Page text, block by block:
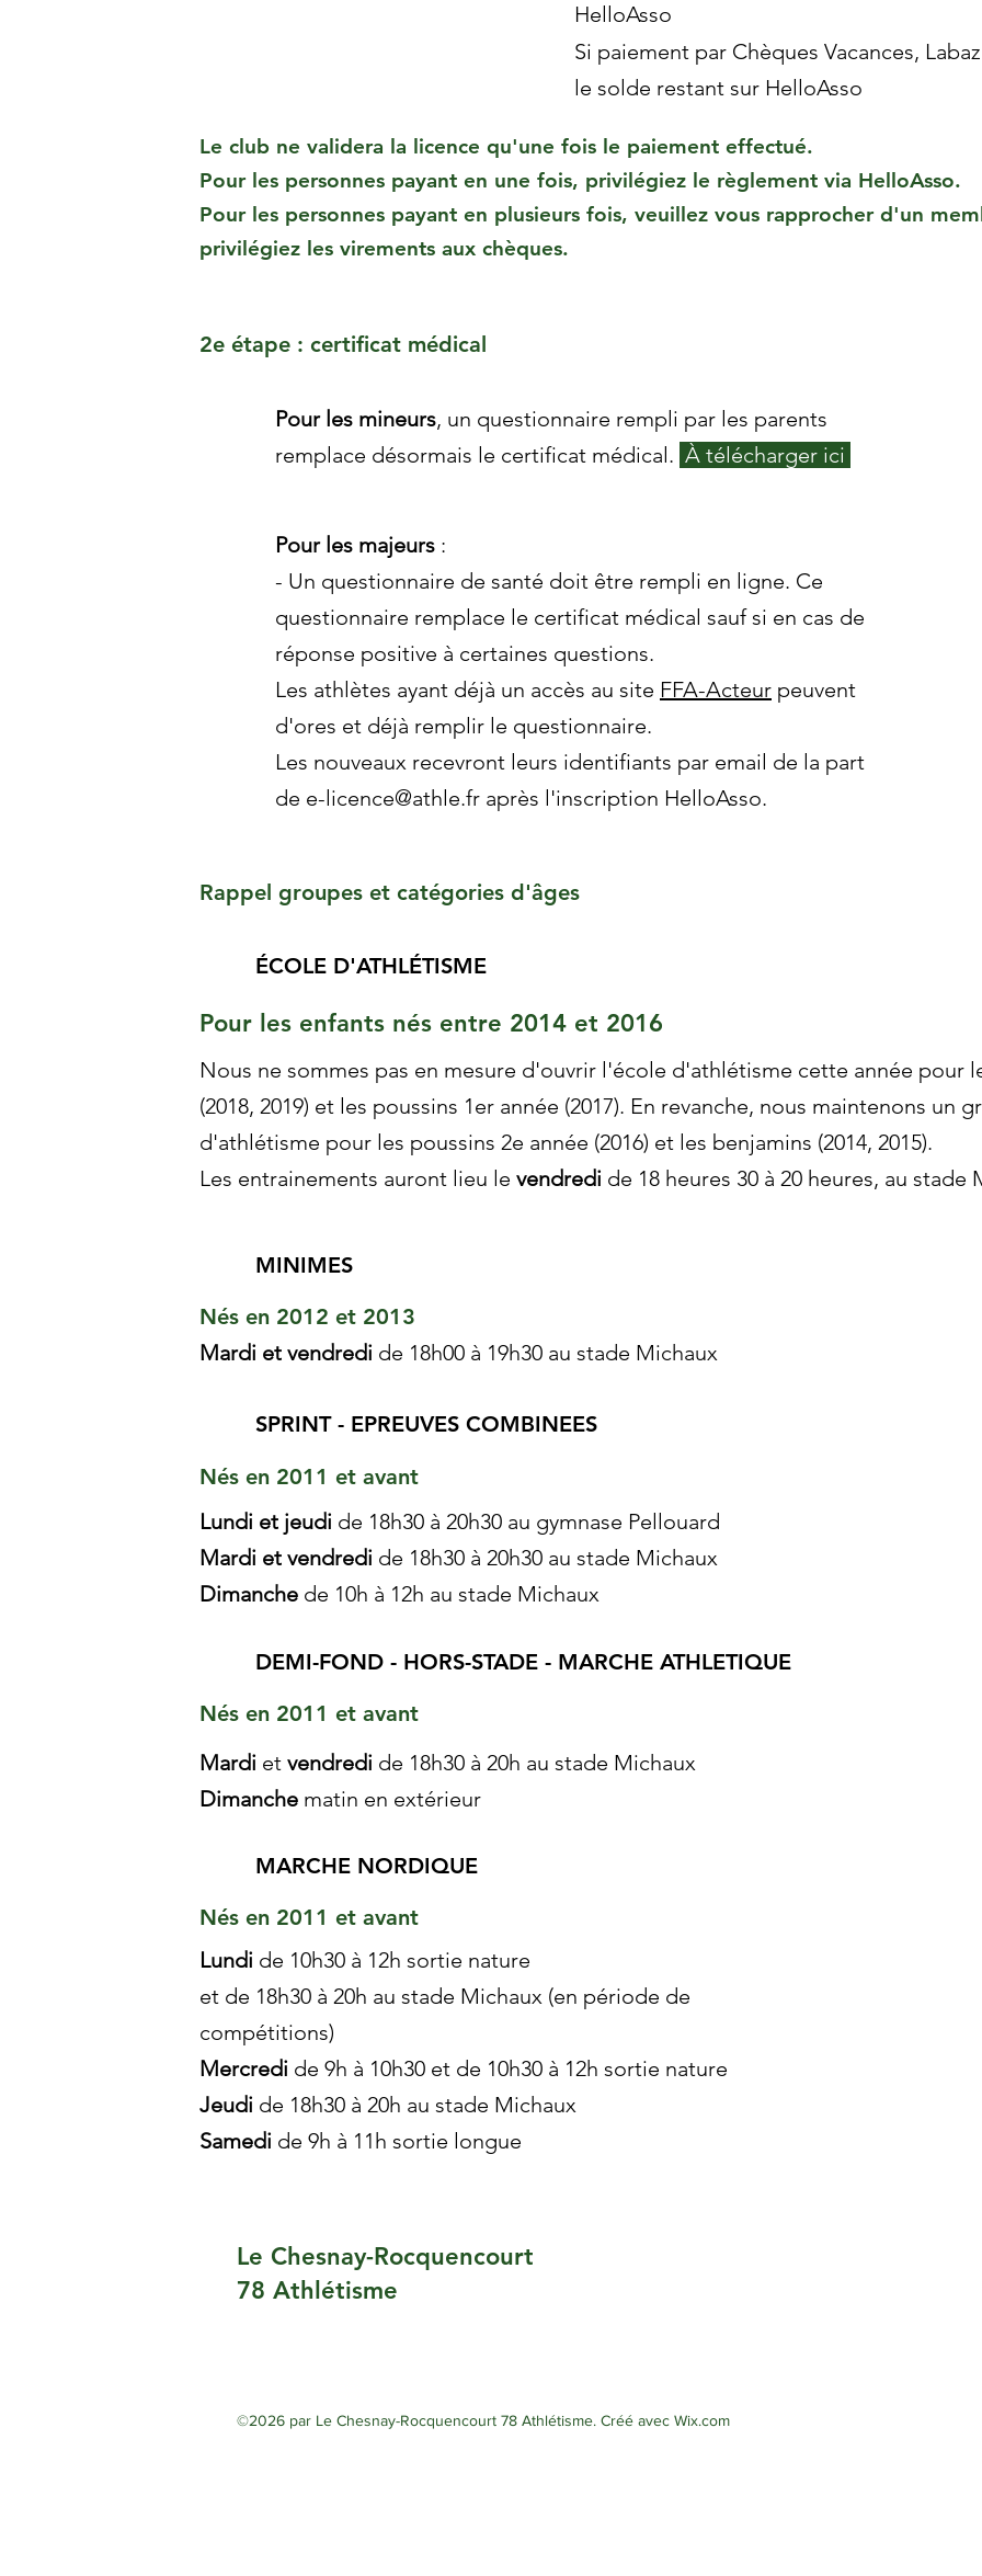
HelloAsso
Si paiement par Chèques Vacances,
le solde restant sur HelloAsso
Le club ne validera la licence qu'une fois le paiement effectué.
Pour les personnes payant en une fois, privilégiez le règlement via HelloAsso.
Pour les personnes payant en plusieurs fois, veuillez vous rapprocher d'un
privilégiez les virements aux chèques.
2e étape : certificat médical
Pour les mineurs, un questionnaire rempli par les parents
remplace désormais le certificat médical. À télécharger ici
Pour les majeurs :
- Un questionnaire de santé doit être rempli en ligne. Ce
questionnaire remplace le certificat médical sauf si en cas de
réponse positive à certaines questions.
Les athlètes ayant déjà un accès au site FFA-Acteur peuvent
d'ores et déjà remplir le questionnaire.
Les nouveaux recevront leurs identifiants par email de la part
de e-licence@athle.fr après l'inscription HelloAsso.
Rappel groupes et catégories d'âges
ÉCOLE D'ATHLÉTISME
Pour les enfants nés entre 2014 et 2016
Nous ne sommes pas en mesure d'ouvrir l'école d'athlétisme cette année pour
(2018, 2019) et les poussins 1er année (2017). En revanche, nous maintenons un
d'athlétisme pour les poussins 2e année (2016) et les benjamins (2014, 2015).
Les entrainements auront lieu le vendredi de 18 heures 30 à 20 heures, au stade
MINIMES
Nés en 2012 et 2013
Mardi et vendredi de 18h00 à 19h30 au stade Michaux
SPRINT - EPREUVES COMBINEES
Nés en 2011 et avant
Lundi et jeudi de 18h30 à 20h30 au gymnase Pellouard
Mardi et vendredi de 18h30 à 20h30 au stade Michaux
Dimanche de 10h à 12h au stade Michaux
DEMI-FOND - HORS-STADE - MARCHE ATHLETIQUE
Nés en 2011 et avant
Mardi et vendredi de 18h30 à 20h au stade Michaux
Dimanche matin en extérieur
MARCHE NORDIQUE
Nés en 2011 et avant
Lundi de 10h30 à 12h sortie nature
et de 18h30 à 20h au stade Michaux (en période de
compétitions)
Mercredi de 9h à 10h30 et de 10h30 à 12h sortie nature
Jeudi de 18h30 à 20h au stade Michaux
Samedi de 9h à 11h sortie longue
Le Chesnay-Rocquencourt
78 Athlétisme
©2026 par Le Chesnay-Rocquencourt 78 Athlétisme. Créé avec Wix.com